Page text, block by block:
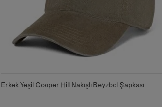
Erkek Yeşil Cooper Hill Nakışlı Beyzbol Şapkası